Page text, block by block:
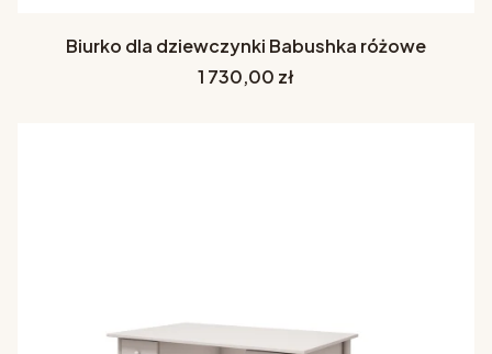
Biurko dla dziewczynki Babushka różowe
Cena
1 730,00 zł